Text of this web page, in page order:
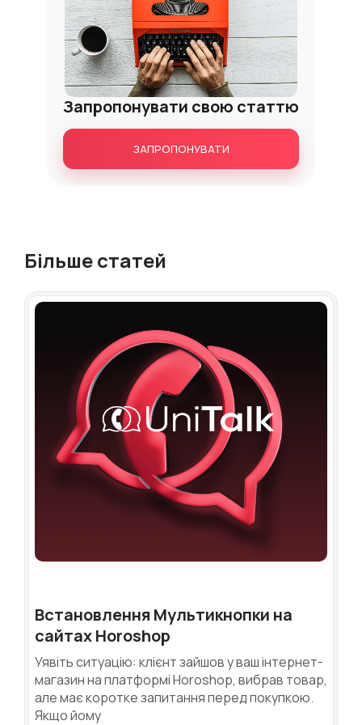
Запропонувати свою статтю
ЗАПРОПОНУВАТИ
Більше статей
Встановлення Мультикнопки на
сайтах Horoshop
Уявіть ситуацію: клієнт зайшов у ваш інтернет-
магазин на платформі Horoshop, вибрав товар,
але має коротке запитання перед покупкою.
Якщо йому